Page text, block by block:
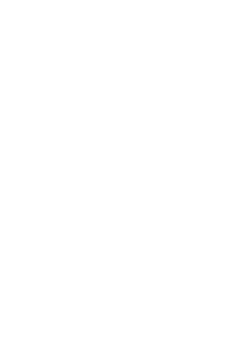
RAM、および 80G ディ
を作成します。
を確認するには、次を実行
bootvm.py コマンドでは、